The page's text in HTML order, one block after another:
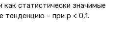
как статистически значимые
– при р < 0,1.